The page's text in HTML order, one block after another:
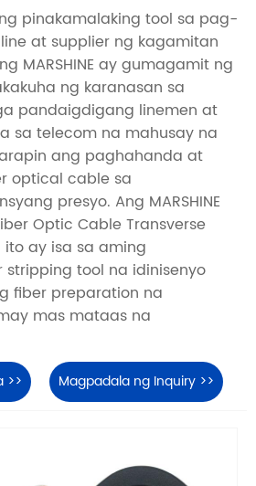
pinakamalaking tool sa pag-
at supplier ng kagamitan
MARSHINE ay gumagamit ng
ng karanasan sa
pandaigdigang linemen at
sa telecom na mahusay na
ang paghahanda at
optical cable sa
presyo. Ang MARSHINE
Optic Cable Transverse
ay isa sa aming
tool na idinisenyo
fiber preparation na
mas mataas na
>> Magpadala ng Inquiry >>